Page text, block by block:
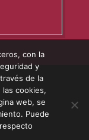
con la
y
de la
las cookies,
web, se
Puede